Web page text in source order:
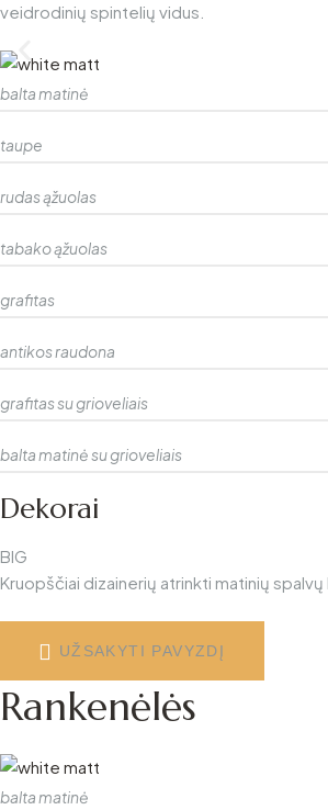
veidrodinių spintelių vidus.
balta matinė
taupe
rudas ąžuolas
tabako ąžuolas
grafitas
antikos raudona
grafitas su grioveliais
balta matinė su grioveliais
Dekorai
BIG
Kruopščiai dizainerių atrinkti matinių
UŽSAKYTI PAVYZDĮ
Rankenėlės
balta matinė